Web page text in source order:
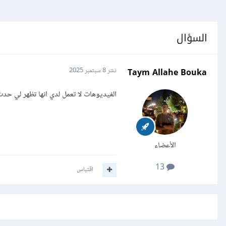
السؤال
Taym Allahe Bouka
الأعضاء
نشر8 سبتمبر 2025
الفيديوهات لا تعمل لدي انها تظهر لي
اقتباس